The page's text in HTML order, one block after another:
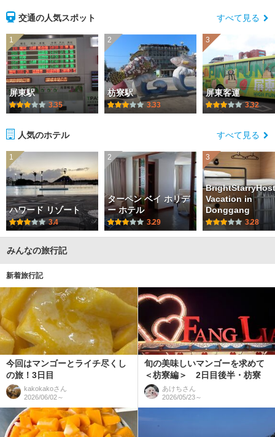
交通の人気スポット すべて見る
1
屏東駅
3.35
2
枋寮駅
3.33
3
屏東客運
3.32
人気のホテル すべて見る
1
ハワード リゾート
3.4
2
ターペン ベイ ホリデ
ー ホテル
3.29
3
Vacation in
Donggang
3.28
みんなの旅行記
新着旅行記
今回はマンゴーとライチ尽くし
の旅！3日目
kakokakoさん
2026/06/02～
旬の美味しいマンゴーを求めて
＜枋寮編＞ 2日目後半・枋寮
あけちさん
2026/05/23～